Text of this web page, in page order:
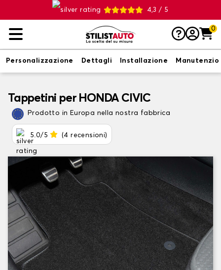
4,3 / 5
0
Personalizzazione Dettagli Installazione
Tappetini per HONDA CIVIC
Prodotto in Europa nella nostra fabbrica
5.0/5 (4 recensioni)